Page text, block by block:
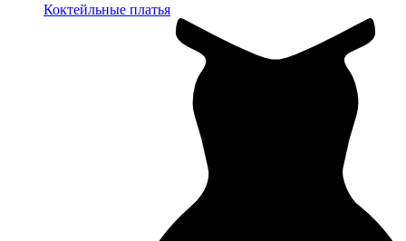
Коктейльные платья